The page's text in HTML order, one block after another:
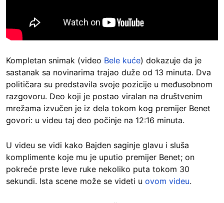
Kompletan snimak (video Bele kuće) dokazuje da je
sastanak sa novinarima trajao duže od 13 minuta. Dva
političara su predstavila svoje pozicije u međusobnom
razgovoru. Deo koji je postao viralan na društvenim
mrežama izvučen je iz dela tokom kog premijer Benet
govori: u videu taj deo počinje na 12:16 minuta.
U videu se vidi kako Bajden saginje glavu i sluša
komplimente koje mu je uputio premijer Benet; on
pokreće prste leve ruke nekoliko puta tokom 30
sekundi. Ista scene može se videti u ovom videu.